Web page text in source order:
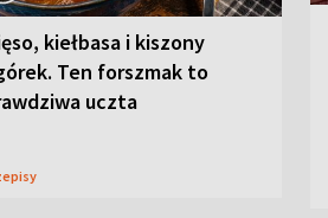
kiełbasa i kiszony
Ten forszmak to
uczta